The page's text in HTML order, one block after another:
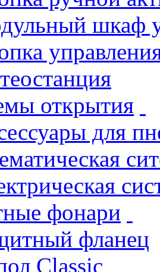
шкаф
открытия
для
фонари
фланец
Classic